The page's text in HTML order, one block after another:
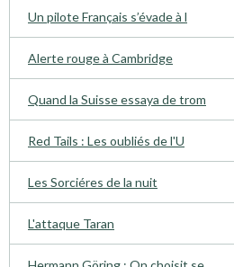
Un pilote Français s’évade à l
Alerte rouge à Cambridge
Quand la Suisse essaya de trom
Red Tails : Les oubliés de l'U
Les Sorciéres de la nuit
L'attaque Taran